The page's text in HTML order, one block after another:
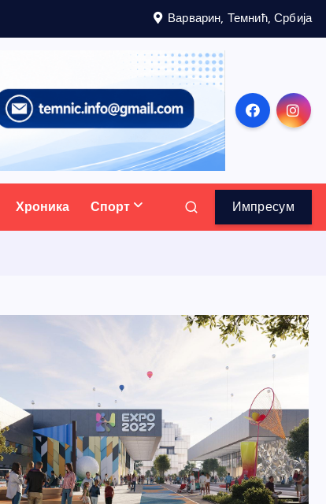
Варварин, Темнић, Србија
Хроника Спорт Импресум